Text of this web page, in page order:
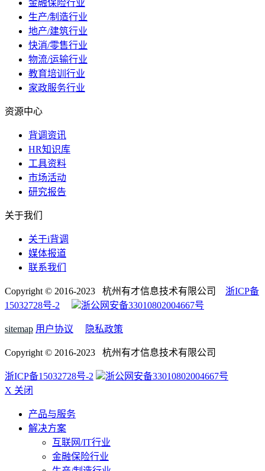
金融保险行业
生产/制造行业
地产/建筑行业
快消/零售行业
物流/运输行业
教育培训行业
家政服务行业
资源中心
背调资讯
HR知识库
工具资料
市场活动
研究报告
关于我们
关于i背调
媒体报道
联系我们
Copyright © 2016-2023 杭州有才信息技术有限公司 浙ICP备
15032728号-2
浙公网安备33010802004667号
sitemap 用户协议 隐私政策
Copyright © 2016-2023 杭州有才信息技术有限公司
浙ICP备15032728号-2
浙公网安备33010802004667号
X 关闭
产品与服务
解决方案
互联网/IT行业
金融保险行业